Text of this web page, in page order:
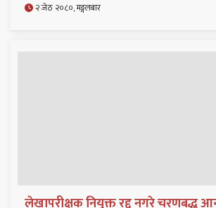
२ जेठ २०८०, मङ्गलबार